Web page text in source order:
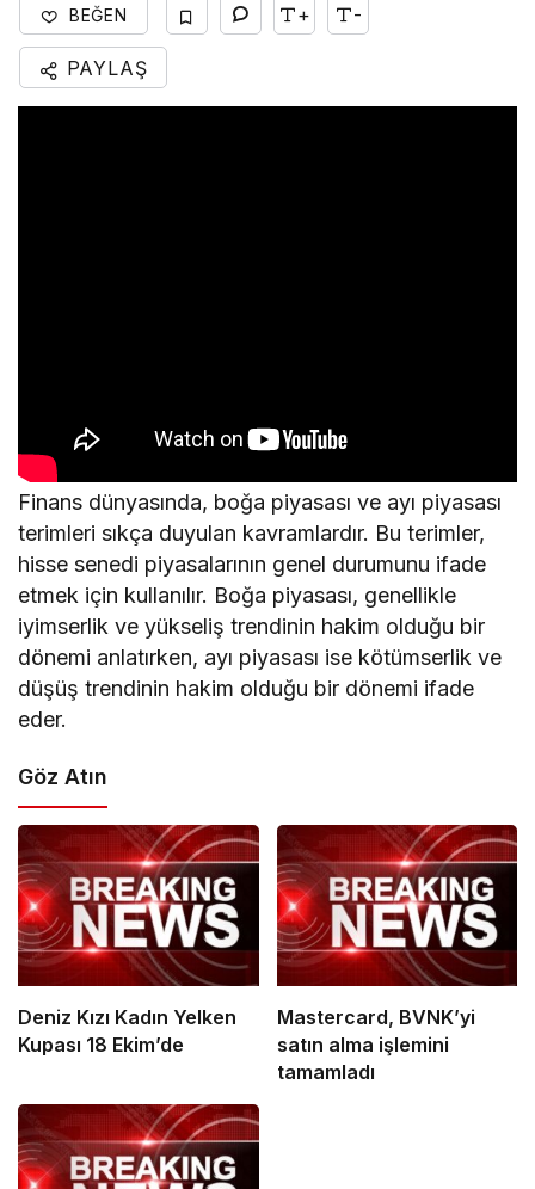
BEĞEN + -
PAYLAŞ
Finans dünyasında, boğa piyasası ve ayı piyasası
terimleri sıkça duyulan kavramlardır. Bu terimler,
hisse senedi piyasalarının genel durumunu ifade
etmek için kullanılır. Boğa piyasası, genellikle
iyimserlik ve yükseliş trendinin hakim olduğu bir
dönemi anlatırken, ayı piyasası ise kötümserlik ve
düşüş trendinin hakim olduğu bir dönemi ifade
eder.
Göz Atın
Deniz Kızı Kadın Yelken
Kupası 18 Ekim’de
Mastercard, BVNK’yi
satın alma işlemini
tamamladı